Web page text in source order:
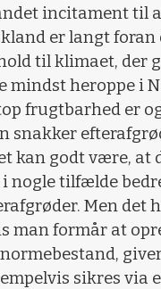
incitament til
er langt foran
til klimaet, der
mindst heroppe i
frugtbarhed er
snakker
kan godt være, at
i nogle tilfælde
Men det
man formår at
sikres via